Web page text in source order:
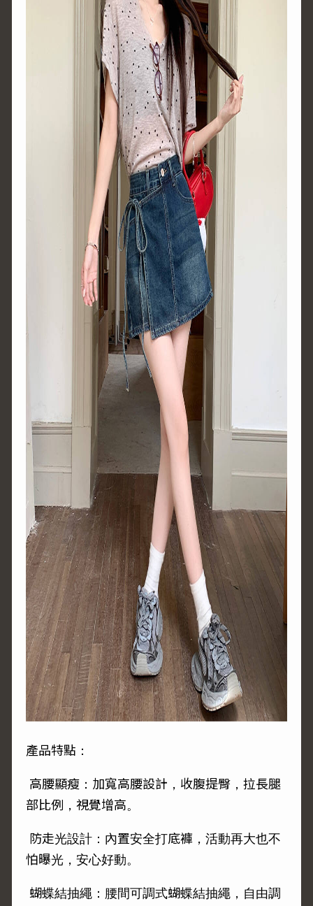
產品特點：
高腰顯瘦：加寬高腰設計，收腹提臀，拉長腿
部比例，視覺增高。
防走光設計：內置安全打底褲，活動再大也不
怕曝光，安心好動。
蝴蝶結抽繩：腰間可調式蝴蝶結抽繩，自由調